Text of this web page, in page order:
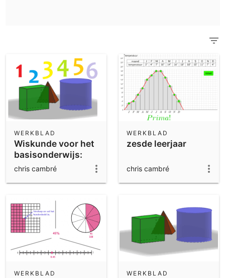
App Downloads
Aan de slag met de GeoGebra Apps
Wiskunde voor het
basisonderwijs:
1000+
WERKBLAD
chris cambré
zesde leerjaar
WERKBLAD
chris cambré
WERKBLAD WERKBLAD